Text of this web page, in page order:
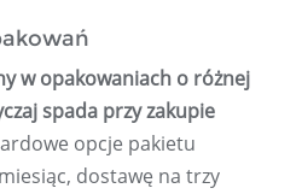
w opakowaniach o różnej
spada przy zakupie
opcje pakietu
dostawę na trzy